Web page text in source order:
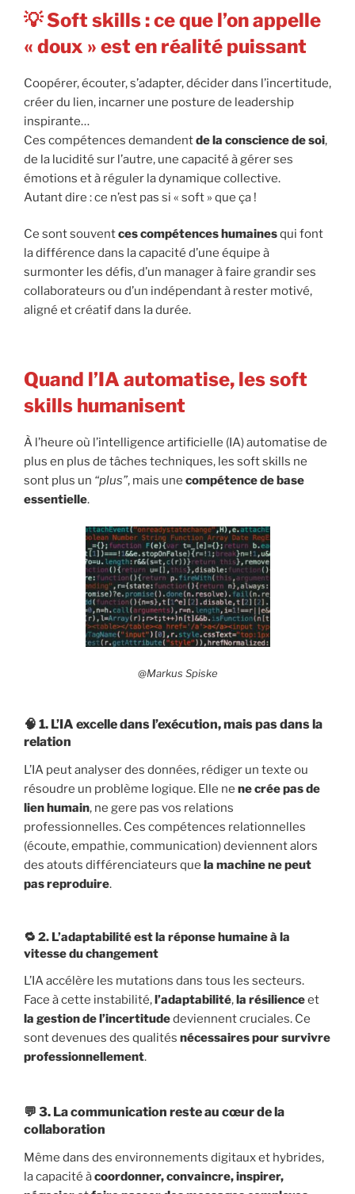
💡 Soft skills : ce que l’on appelle
« doux » est en réalité puissant
Coopérer, écouter, s’adapter, décider dans l’incertitude,
créer du lien, incarner une posture de leadership
inspirante…
Ces compétences demandentde la conscience de soi,
de la lucidité sur l’autre, une capacité à gérer ses
émotions et à réguler la dynamique collective.
Autant dire : ce n’est pas si « soft » que ça !
Ce sont souventces compétences humainesqui font
la différence dans la capacité d’une équipe à
surmonter les défis, d’un manager à faire grandir ses
collaborateurs ou d’un indépendant à rester motivé,
aligné et créatif dans la durée.
Quand l’IA automatise, les soft
skills humanisent
À l’heure où l’intelligence artificielle (IA) automatise de
plus en plus de tâches techniques, les soft skills ne
sont plus un “plus”, mais une compétence de base
essentielle.
@Markus Spiske
🧠 1. L’IA excelle dans l’exécution, mais pas dans la
relation
L’IA peut analyser des données, rédiger un texte ou
résoudre un problème logique. Elle ne ne crée pas de
lien humain, ne gere pas vos relations
professionnelles. Ces compétences relationnelles
(écoute, empathie, communication) deviennent alors
des atouts différenciateurs que la machine ne peut
pas reproduire.
🔁 2. L’adaptabilité est la réponse humaine à la
vitesse du changement
L’IA accélère les mutations dans tous les secteurs.
Face à cette instabilité,l’adaptabilité,la résilienceet
la gestion de l’incertitudedeviennent cruciales. Ce
sont devenues des qualités nécessaires pour survivre
professionnellement.
💬 3. La communication reste au cœur de la
collaboration
Même dans des environnements digitaux et hybrides,
la capacité àcoordonner, convaincre, inspirer,